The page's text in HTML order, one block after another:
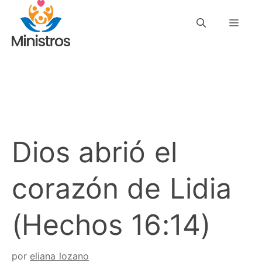
contenido
Dios abrió el
corazón de Lidia
(Hechos 16:14)
por eliana lozano